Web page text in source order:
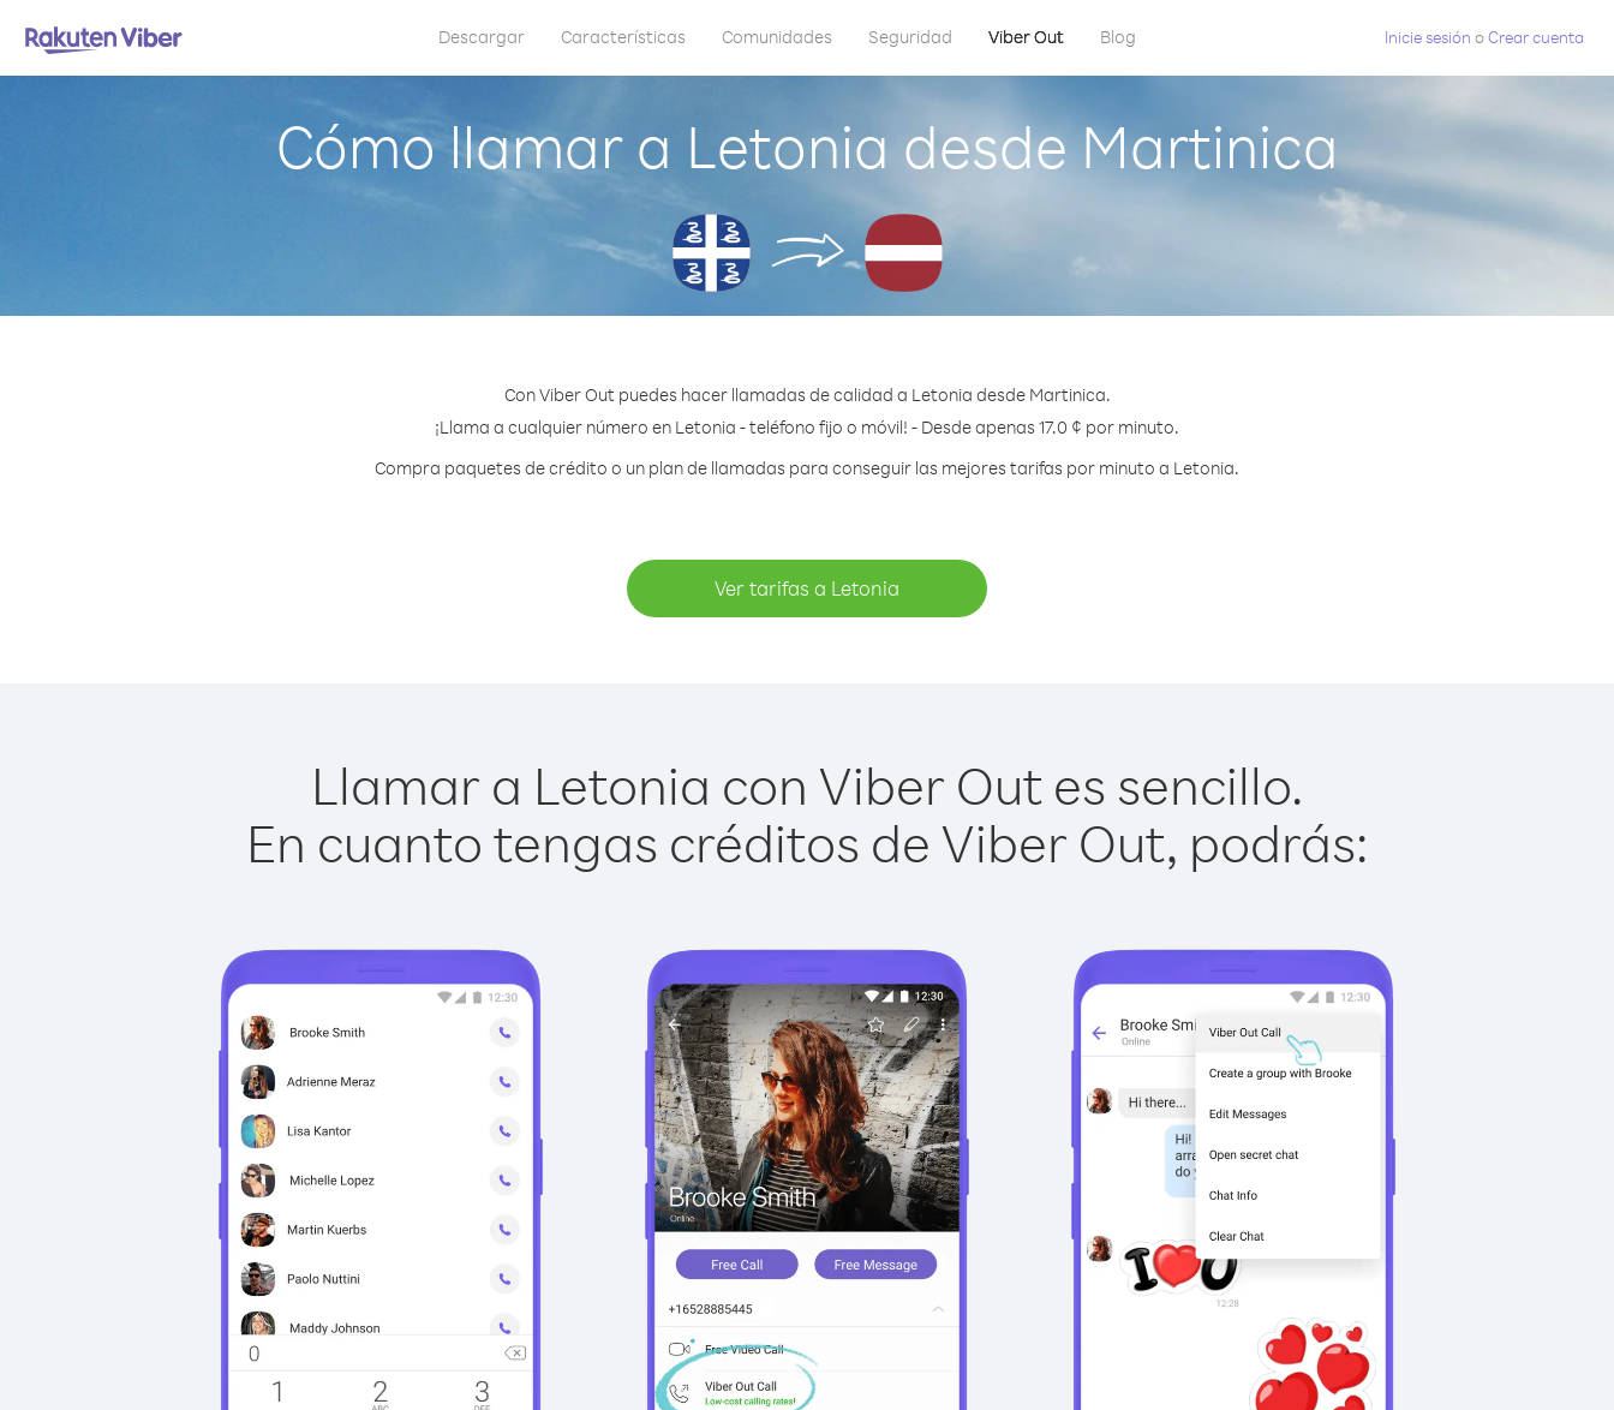
Descargar Características Comunidades Seguridad Viber Out Blog Inicie sesión oCrear cuenta
Cómo llamar a Letonia desde Martinica
Con Viber Out puedes hacer llamadas de calidad a Letonia desde Martinica.
¡Llama a cualquier número en Letonia - teléfono fijo o móvil! - Desde apenas 17.0 ¢ por minuto.
Compra paquetes de crédito o un plan de llamadas para conseguir las mejores tarifas por minuto a Letonia.
Ver tarifas a Letonia
Llamar a Letonia con Viber Out es sencillo.
En cuanto tengas créditos de Viber Out, podrás: